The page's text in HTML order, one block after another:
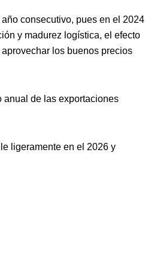
consecutivo, pues en el 2024
y madurez logística, el efecto
los buenos precios
anual de las exportaciones
ligeramente en el 2026 y